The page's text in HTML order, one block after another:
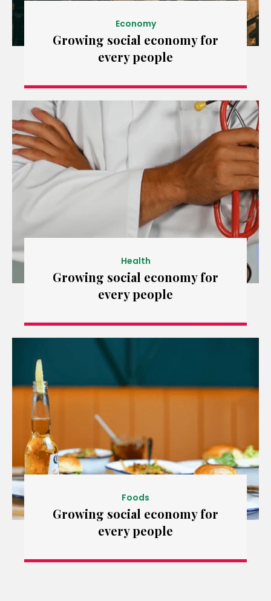
Economy
Growing social economy for
every people
Health
Growing social economy for
every people
Foods
Growing social economy for
every people